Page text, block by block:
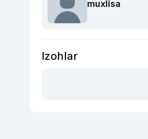
muxlisa
Izohlar